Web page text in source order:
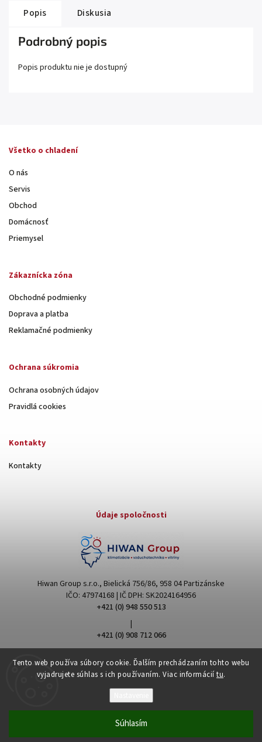
Tento web používa súbory cookie. Ďalším prechádzaním tohto webu
vyjadrujete súhlas s ich používaním. Viac informácií tu.
Súhlasím
Popis Diskusia
Podrobný popis
Popis produktu nie je dostupný
Všetko o chladení
O nás
Servis
Obchod
Domácnosť
Priemysel
Zákaznícka zóna
Obchodné podmienky
Doprava a platba
Reklamačné podmienky
Ochrana súkromia
Ochrana osobných údajov
Pravidlá cookies
Kontakty
Kontakty
Údaje spoločnosti
Hiwan Group s.r.o., Bielická 756/86, 958 04 Partizánske
IČO: 47974168 | IČ DPH: SK2024164956
+421 (0) 948 550 513
|
+421 (0) 908 712 066
hiwangroup@hiwangroup.com
Copyright 2026Hiwan Group. Všetky práva vyhradené.